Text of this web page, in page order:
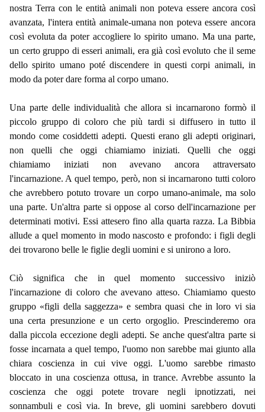
nostra Terra con le entità animali non poteva essere ancora così
avanzata, l'intera entità animale-umana non poteva essere ancora
così evoluta da poter accogliere lo spirito umano. Ma una parte,
un certo gruppo di esseri animali, era già così evoluto che il seme
dello spirito umano poté discendere in questi corpi animali, in
modo da poter dare forma al corpo umano.
Una parte delle individualità che allora si incarnarono formò il
piccolo gruppo di coloro che più tardi si diffusero in tutto il
mondo come cosiddetti adepti. Questi erano gli adepti originari,
non quelli che oggi chiamiamo iniziati. Quelli che oggi
chiamiamo iniziati non avevano ancora attraversato
l'incarnazione. A quel tempo, però, non si incarnarono tutti coloro
che avrebbero potuto trovare un corpo umano-animale, ma solo
una parte. Un'altra parte si oppose al corso dell'incarnazione per
determinati motivi. Essi attesero fino alla quarta razza. La Bibbia
allude a quel momento in modo nascosto e profondo: i figli degli
dei trovarono belle le figlie degli uomini e si unirono a loro.
Ciò significa che in quel momento successivo iniziò
l'incarnazione di coloro che avevano atteso. Chiamiamo questo
gruppo «figli della saggezza» e sembra quasi che in loro vi sia
una certa presunzione e un certo orgoglio. Prescinderemo ora
dalla piccola eccezione degli adepti. Se anche quest'altra parte si
fosse incarnata a quel tempo, l'uomo non sarebbe mai giunto alla
chiara coscienza in cui vive oggi. L'uomo sarebbe rimasto
bloccato in una coscienza ottusa, in trance. Avrebbe assunto la
coscienza che oggi potete trovare negli ipnotizzati, nei
sonnambuli e così via. In breve, gli uomini sarebbero dovuti